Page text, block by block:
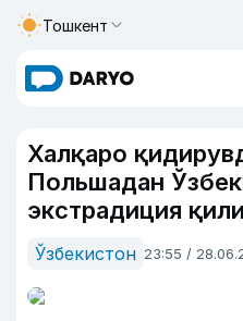
Тошкент
Халқаро
Польшадан
экстрадиция
Ўзбекистон 23:55 /